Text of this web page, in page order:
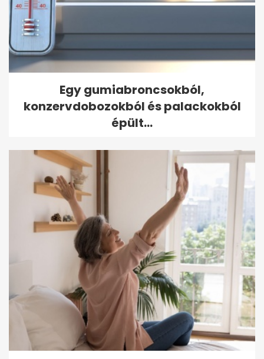
Egy gumiabroncsokból,
konzervdobozokból és palackokból
épült...